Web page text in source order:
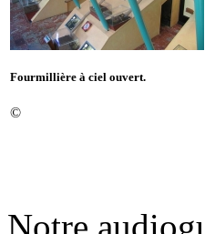
Fourmillière à ciel ouvert.
©
Notre